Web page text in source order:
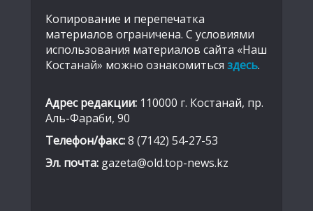
Копирование и перепечатка
материалов ограничена. С условиями
использования материалов сайта «Наш
Костанай» можно ознакомиться здесь.
Адрес редакции: 110000 г. Костанай, пр.
Аль-Фараби, 90
Телефон/факс:8 (7142) 54-27-53
Эл. почта: gazeta@old.top-news.kz